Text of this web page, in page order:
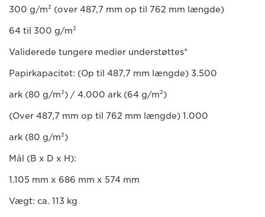
300 g/m² (over 487,7 mm op til 762 mm længde)
64 til 300 g/m²
Validerede tungere medier understøttes*
Papirkapacitet: (Op til 487,7 mm længde) 3.500
ark (80 g/m²) / 4.000 ark (64 g/m²)
(Over 487,7 mm op til 762 mm længde) 1.000
ark (80 g/m²)
Mål (B x D x H):
1.105 mm x 686 mm x 574 mm
Vægt: ca. 113 kg